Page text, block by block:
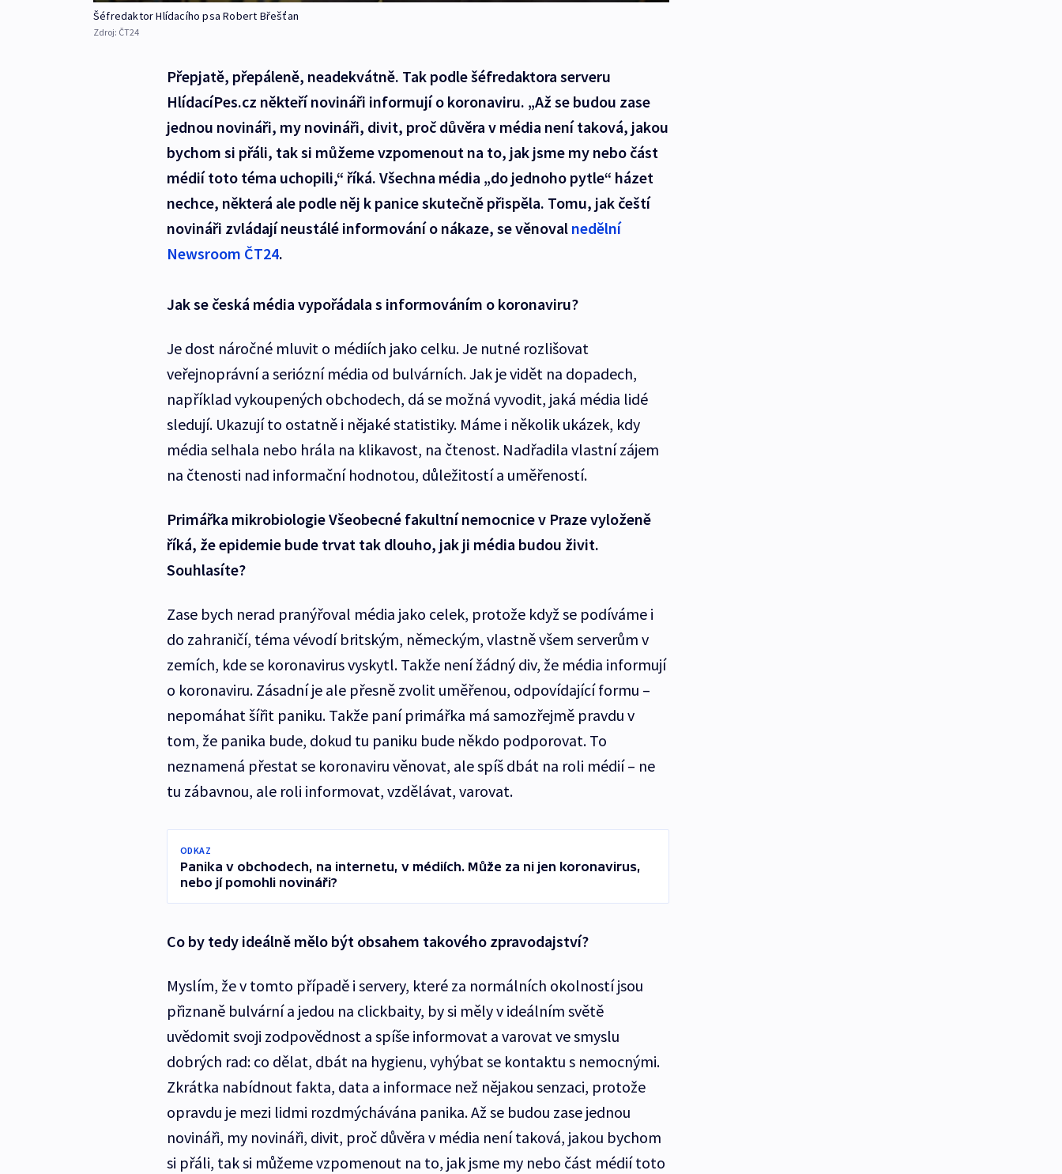
Šéfredaktor Hlídacího psa Robert Břešťan
Zdroj: ČT24
Přepjatě, přepáleně, neadekvátně. Tak podle šéfredaktora serveru
HlídacíPes.cz někteří novináři informují o koronaviru. „Až se budou zase
jednou novináři, my novináři, divit, proč důvěra v média není taková, jakou
bychom si přáli, tak si můžeme vzpomenout na to, jak jsme my nebo část
médií toto téma uchopili,“ říká. Všechna média „do jednoho pytle“ házet
nechce, některá ale podle něj k panice skutečně přispěla. Tomu, jak čeští
novináři zvládají neustálé informování o nákaze, se věnoval nedělní
Newsroom ČT24.
Jak se česká média vypořádala s informováním o koronaviru?
Je dost náročné mluvit o médiích jako celku. Je nutné rozlišovat
veřejnoprávní a seriózní média od bulvárních. Jak je vidět na dopadech,
například vykoupených obchodech, dá se možná vyvodit, jaká média lidé
sledují. Ukazují to ostatně i nějaké statistiky. Máme i několik ukázek, kdy
média selhala nebo hrála na klikavost, na čtenost. Nadřadila vlastní zájem
na čtenosti nad informační hodnotou, důležitostí a uměřeností.
Primářka mikrobiologie Všeobecné fakultní nemocnice v Praze vyloženě
říká, že epidemie bude trvat tak dlouho, jak ji média budou živit.
Souhlasíte?
Zase bych nerad pranýřoval média jako celek, protože když se podíváme i
do zahraničí, téma vévodí britským, německým, vlastně všem serverům v
zemích, kde se koronavirus vyskytl. Takže není žádný div, že média informují
o koronaviru. Zásadní je ale přesně zvolit uměřenou, odpovídající formu –
nepomáhat šířit paniku. Takže paní primářka má samozřejmě pravdu v
tom, že panika bude, dokud tu paniku bude někdo podporovat. To
neznamená přestat se koronaviru věnovat, ale spíš dbát na roli médií – ne
tu zábavnou, ale roli informovat, vzdělávat, varovat.
ODKAZ
Panika v obchodech, na internetu, v médiích. Může za ni jen koronavirus,
nebo jí pomohli novináři?
Co by tedy ideálně mělo být obsahem takového zpravodajství?
Myslím, že v tomto případě i servery, které za normálních okolností jsou
přiznaně bulvární a jedou na clickbaity, by si měly v ideálním světě
uvědomit svoji zodpovědnost a spíše informovat a varovat ve smyslu
dobrých rad: co dělat, dbát na hygienu, vyhýbat se kontaktu s nemocnými.
Zkrátka nabídnout fakta, data a informace než nějakou senzaci, protože
opravdu je mezi lidmi rozdmýchávána panika. Až se budou zase jednou
novináři, my novináři, divit, proč důvěra v média není taková, jakou bychom
si přáli, tak si můžeme vzpomenout na to, jak jsme my nebo část médií toto